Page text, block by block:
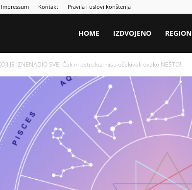
Impressum Kontakt Pravila i uslovi korištenja
HOME IZDVOJENO REGION
JE IZNENADIO SVE: Čak ni astrolozi nisu očekivali ovako NEŠTO!